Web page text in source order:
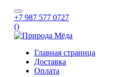
+7 987 577 0727
()
Главная страница
Доставка
Оплата